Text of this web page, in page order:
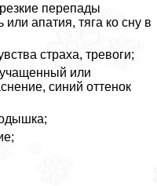
перепады
или апатия, тяга ко сну в
стpaxa, тревоги;
или
синий оттенок